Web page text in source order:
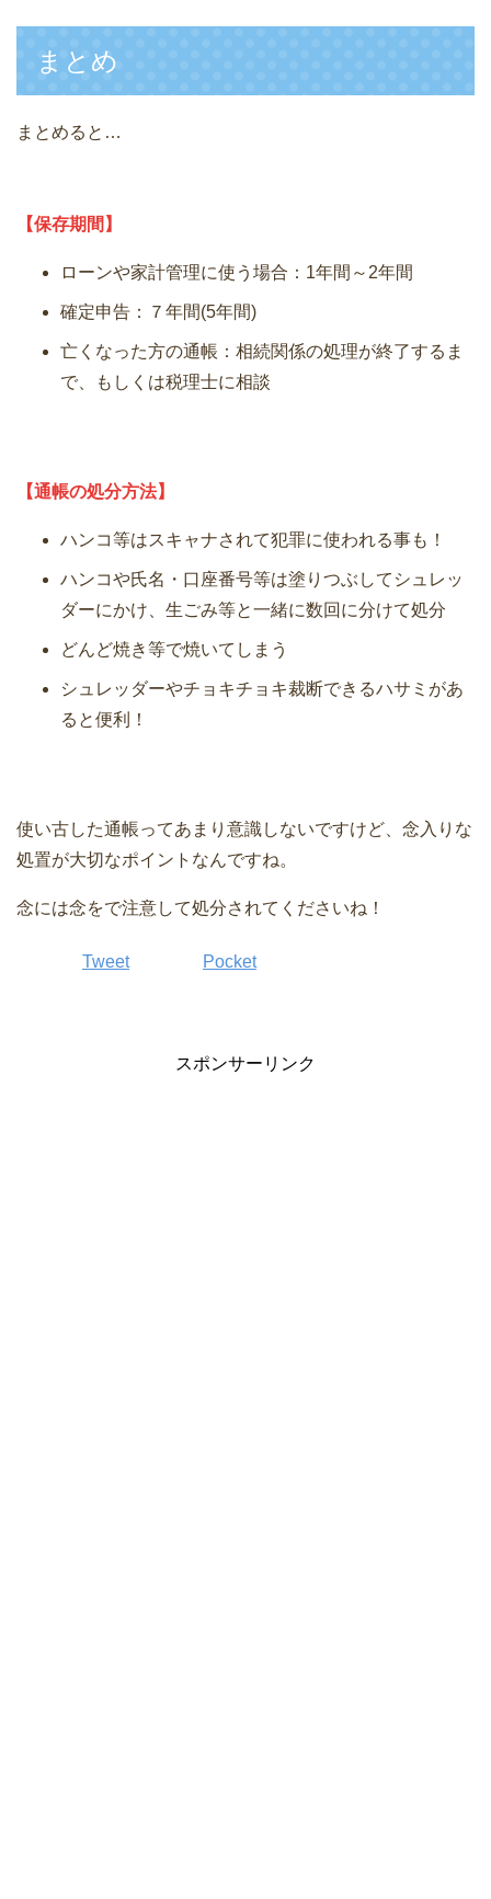
まとめ
まとめると…
【保存期間】
ローンや家計管理に使う場合：1年間～2年間
確定申告：７年間(5年間)
亡くなった方の通帳：相続関係の処理が終了するま
で、もしくは税理士に相談
【通帳の処分方法】
ハンコ等はスキャナされて犯罪に使われる事も！
ハンコや氏名・口座番号等は塗りつぶしてシュレッ
ダーにかけ、生ごみ等と一緒に数回に分けて処分
どんど焼き等で焼いてしまう
シュレッダーやチョキチョキ裁断できるハサミがあ
ると便利！
使い古した通帳ってあまり意識しないですけど、念入りな
処置が大切なポイントなんですね。
念には念をで注意して処分されてくださいね！
Tweet Pocket
スポンサーリンク